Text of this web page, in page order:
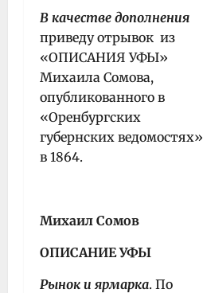
В качестве дополнения
приведу отрывок из
«ОПИСАНИЯ УФЫ»
Михаила Сомова,
опубликованного в
«Оренбургских
губернских ведомостях»
в 1864.
Михаил Сомов
ОПИСАНИЕ УФЫ
Рынок и ярмарка. По